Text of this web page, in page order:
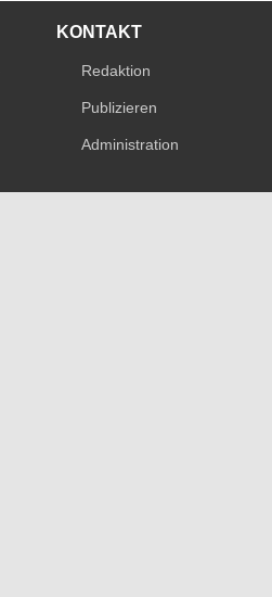
KONTAKT
Redaktion
Publizieren
Administration